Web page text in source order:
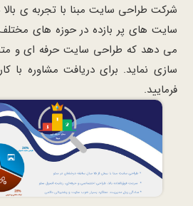
شرکت طراحی سایت مبنا با تجربه ی بالا
سایت های پر بازده در حوزه های
می دهد که طراحی سایت حرفه ای و
سازی نماید. برای دریافت مشاوره با
فرمایید.